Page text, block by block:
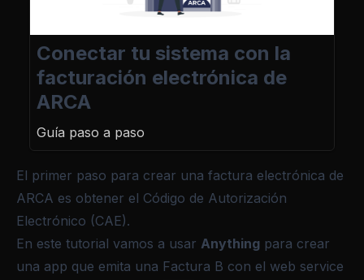
Conectar tu sistema con la
facturación electrónica de
ARCA
Guía paso a paso
El primer paso para crear una factura electrónica de
ARCA es obtener el Código de Autorización
Electrónico (CAE).
En este tutorial vamos a usar Anything para crear
una app que emita una Factura B con el web service